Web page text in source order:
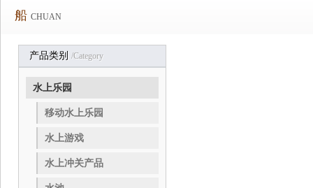
船 CHUAN
产品类别 /category
水上乐园
移动水上乐园
水上游戏
水上冲关产品